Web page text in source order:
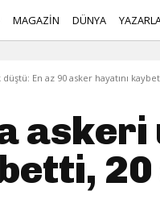
MAGAZİN DÜNYA
En az 90 asker hayatını
askeri